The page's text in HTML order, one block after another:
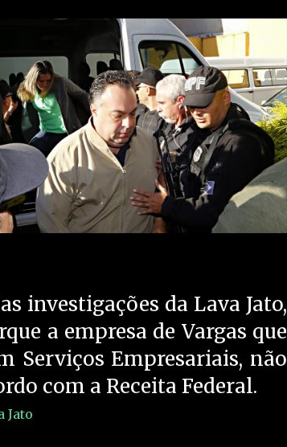
investigações da Lava Jato,
a empresa de Vargas que
Serviços Empresariais, não
com a Receita Federal.
Jato